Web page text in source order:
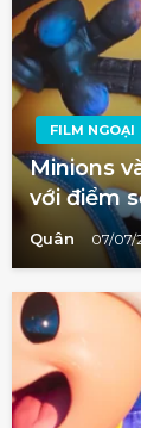
FILM NGOẠI
Minions
với điểm
Quân 07/07/